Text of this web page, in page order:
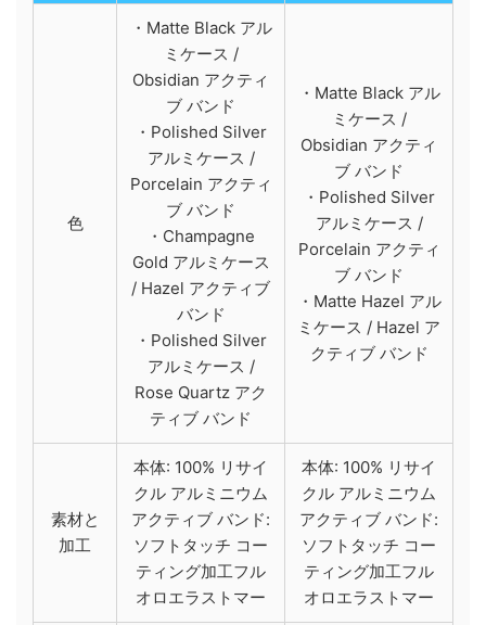
色
・Matte Black アル
ミケース /
Obsidian アクティ
ブ バンド
・Polished Silver
アルミケース /
Porcelain アクティ
ブ バンド
・Champagne
Gold アルミケース
/ Hazel アクティブ
バンド
・Polished Silver
アルミケース /
Rose Quartz アク
ティブ バンド
・Matte Black アル
ミケース /
Obsidian アクティ
ブ バンド
・Polished Silver
アルミケース /
Porcelain アクティ
ブ バンド
・Matte Hazel アル
ミケース / Hazel ア
クティブ バンド
素材と​
加工
本体: 100% リサイ
クル アルミニウム
アクティブ バンド:
ソフトタッチ コー
ティング加工フル
オロエラストマー
本体: 100% リサイ
クル アルミニウム
アクティブ バンド:
ソフトタッチ コー
ティング加工フル
オロエラストマー